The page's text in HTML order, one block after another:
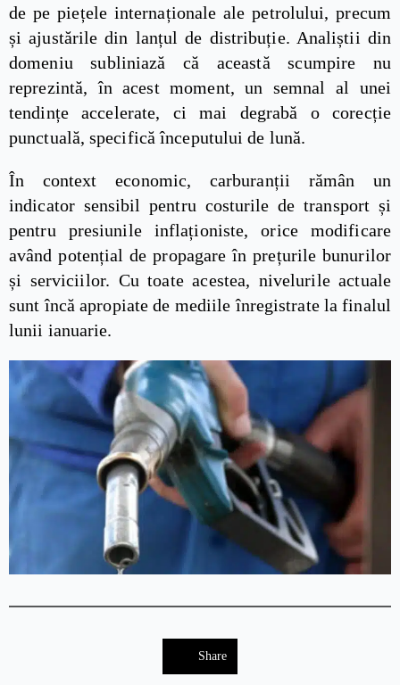
de pe piețele internaționale ale petrolului, precum
și ajustările din lanțul de distribuție. Analiștii din
domeniu subliniază că această scumpire nu
reprezintă, în acest moment, un semnal al unei
tendințe accelerate, ci mai degrabă o corecție
punctuală, specifică începutului de lună.
În context economic, carburanții rămân un
indicator sensibil pentru costurile de transport și
pentru presiunile inflaționiste, orice modificare
având potențial de propagare în prețurile bunurilor
și serviciilor. Cu toate acestea, nivelurile actuale
sunt încă apropiate de mediile înregistrate la finalul
lunii ianuarie.
Share